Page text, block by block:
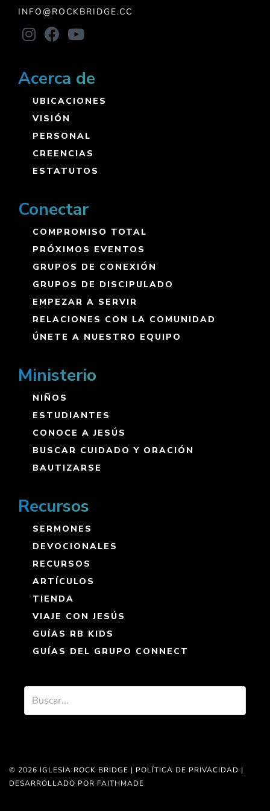
INFO@ROCKBRIDGE.CC
Acerca de
UBICACIONES
VISIÓN
PERSONAL
CREENCIAS
ESTATUTOS
Conectar
COMPROMISO TOTAL
PRÓXIMOS EVENTOS
GRUPOS DE CONEXIÓN
GRUPOS DE DISCIPULADO
EMPEZAR A SERVIR
RELACIONES CON LA COMUNIDAD
ÚNETE A NUESTRO EQUIPO
Ministerio
NIÑOS
ESTUDIANTES
CONOCE A JESÚS
BUSCAR CUIDADO Y ORACIÓN
BAUTIZARSE
Recursos
SERMONES
DEVOCIONALES
RECURSOS
ARTÍCULOS
TIENDA
VIAJE CON JESÚS
GUÍAS RB KIDS
GUÍAS DEL GRUPO CONNECT
© 2026 IGLESIA ROCK BRIDGE | POLÍTICA DE PRIVACIDAD |
DESARROLLADO POR FAITHMADE